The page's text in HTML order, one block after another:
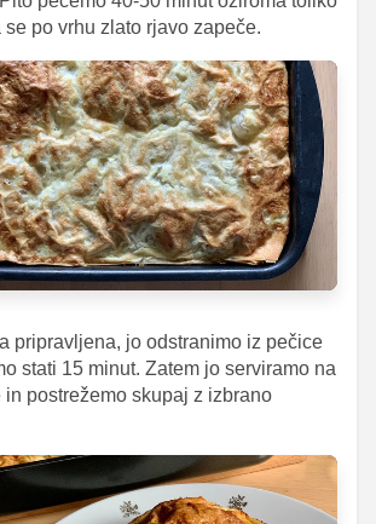
se po vrhu zlato rjavo zapeče.
pripravljena, jo odstranimo iz pečice
stati 15 minut. Zatem jo serviramo na
in postrežemo skupaj z izbrano